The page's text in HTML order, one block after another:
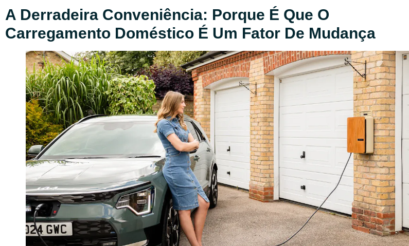
A Derradeira Conveniência: Porque É Que O
Carregamento Doméstico É Um Fator De Mudança